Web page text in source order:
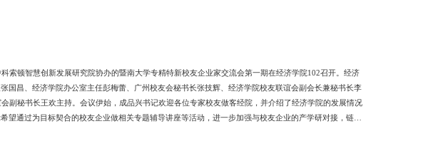
索顿智慧创新发展研究院协办的暨南大学专精特新校友企业家交流会第一期在经济学院102召开。经济
国昌、经济学院办公室主任彭梅蕾、广州校友会秘书长张技辉、经济学院校友联谊会副会长兼秘书长李
副秘书长王欢主持。会议伊始，成品兴书记欢迎各位专家校友做客经院，并介绍了经济学院的发展情况
通过为目标契合的校友企业做相关专题辅导讲座等活动，进一步加强与校友企业的产学研对接，链接